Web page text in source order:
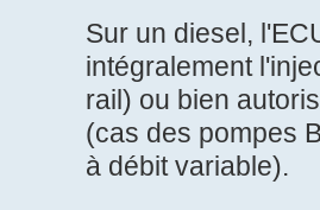
Sur un diesel,
intégralement
rail) ou bien
(cas des pompes
à débit variable).